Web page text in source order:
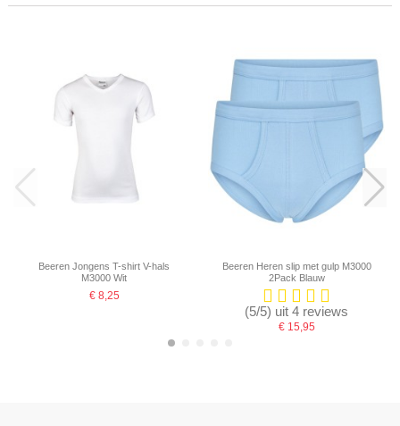
Beeren Jongens T-shirt V-hals
M3000 Wit
€ 8,25
Beeren Heren slip met gulp M3000
2Pack Blauw
(5/5) uit 4 reviews
€ 15,95